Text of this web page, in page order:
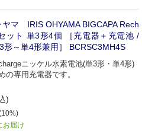
ヤマ IRIS OHYAMA BIGCAPA Rech
ット 単3形4個 ［充電器＋充電池 /
形～単4形兼用］ BCRSC3MH4S
ニッケル水素電池(単3形・単4形)
の専用充電器です。
)
お届け